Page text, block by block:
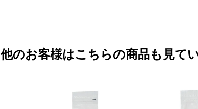
他のお客様はこちらの商品も見て